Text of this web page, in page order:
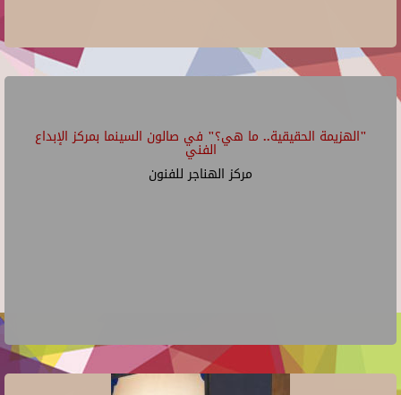
"الهزيمة الحقيقية.. ما هي؟" في صالون السينما بمركز الإبداع
الفني
مركز الهناجر للفنون